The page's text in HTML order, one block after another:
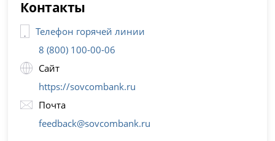
Контакты
Телефон горячей линии
8 (800) 100-00-06
Сайт
https://sovcombank.ru
Почта
feedback@sovcombank.ru